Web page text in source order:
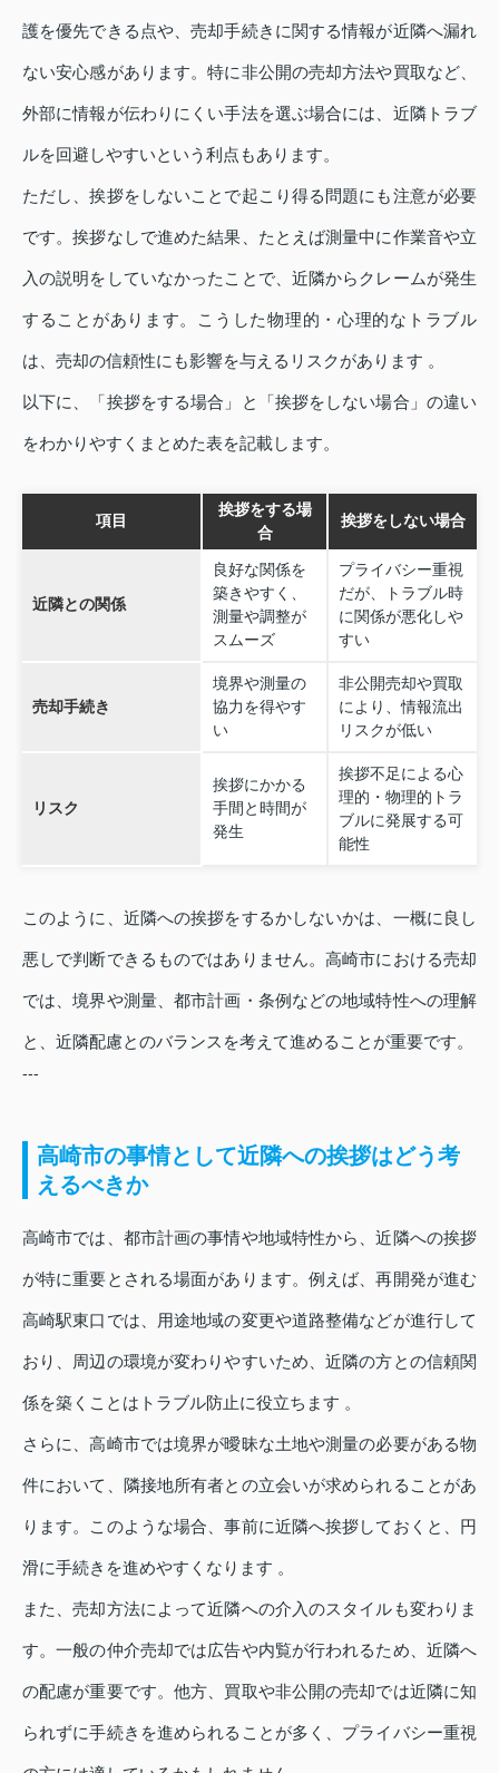
護を優先できる点や、売却手続きに関する情報が近隣へ漏れ
ない安心感があります。特に非公開の売却方法や買取など、
外部に情報が伝わりにくい手法を選ぶ場合には、近隣トラブ
ルを回避しやすいという利点もあります。
ただし、挨拶をしないことで起こり得る問題にも注意が必要
です。挨拶なしで進めた結果、たとえば測量中に作業音や立
入の説明をしていなかったことで、近隣からクレームが発生
することがあります。こうした物理的・心理的なトラブル
は、売却の信頼性にも影響を与えるリスクがあります 。
以下に、「挨拶をする場合」と「挨拶をしない場合」の違い
をわかりやすくまとめた表を記載します。
項目
挨拶をする場
合
挨拶をしない場合
近隣との関係
良好な関係を
築きやすく、
測量や調整が
スムーズ
プライバシー重視
だが、トラブル時
に関係が悪化しや
すい
売却手続き
境界や測量の
協力を得やす
い
非公開売却や買取
により、情報流出
リスクが低い
リスク
挨拶にかかる
手間と時間が
発生
挨拶不足による心
理的・物理的トラ
ブルに発展する可
能性
このように、近隣への挨拶をするかしないかは、一概に良し
悪しで判断できるものではありません。高崎市における売却
では、境界や測量、都市計画・条例などの地域特性への理解
と、近隣配慮とのバランスを考えて進めることが重要です。
---
高崎市の事情として近隣への挨拶はどう考
えるべきか
高崎市では、都市計画の事情や地域特性から、近隣への挨拶
が特に重要とされる場面があります。例えば、再開発が進む
高崎駅東口では、用途地域の変更や道路整備などが進行して
おり、周辺の環境が変わりやすいため、近隣の方との信頼関
係を築くことはトラブル防止に役立ちます 。
さらに、高崎市では境界が曖昧な土地や測量の必要がある物
件において、隣接地所有者との立会いが求められることがあ
ります。このような場合、事前に近隣へ挨拶しておくと、円
滑に手続きを進めやすくなります 。
また、売却方法によって近隣への介入のスタイルも変わりま
す。一般の仲介売却では広告や内覧が行われるため、近隣へ
の配慮が重要です。他方、買取や非公開の売却では近隣に知
られずに手続きを進められることが多く、プライバシー重視